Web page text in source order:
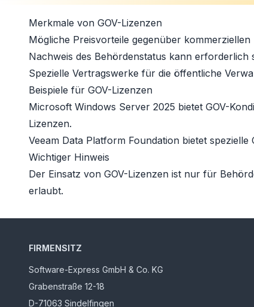
Merkmale von GOV-Lizenzen
Mögliche Preisvorteile gegenüber
Nachweis des Behördenstatus kann erforderlich
Spezielle Vertragswerke für die öffentliche
Beispiele für GOV-Lizenzen
Microsoft Windows Server 2025 bietet GOV-
Lizenzen.
Veeam Data Platform Foundation bietet spezielle
Wichtiger Hinweis
Der Einsatz von GOV-Lizenzen ist nur für
erlaubt.
FIRMENSITZ
Software-Express GmbH & Co. KG
Grabenstraße 12-18
D-71063 Sindelfingen